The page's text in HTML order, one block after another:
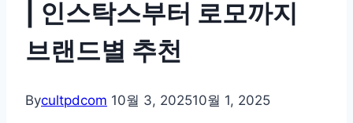
| 인스탁스부터 로모까지
브랜드별 추천
Bycultpdcom 10월 3, 202510월 1, 2025